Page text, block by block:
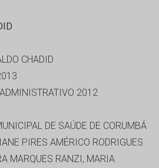
CHADID
2012
DE SAÚDE DE CORUMBÁ
PIRES AMÉRICO RODRIGUES
MARQUES RANZI, MARIA